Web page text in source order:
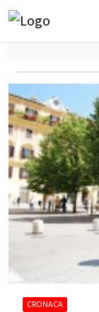
CRONACA